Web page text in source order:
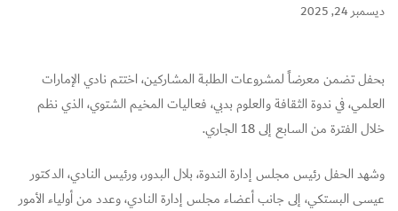
ديسمبر 24, 2025
بحفل تضمن معرضاً لمشروعات الطلبة المشاركين، اختتم نادي الإمارات
العلمي، في ندوة الثقافة والعلوم بدبي، فعاليات المخيم الشتوي، الذي نظم
خلال الفترة من السابع إلى 18 الجاري.
وشهد الحفل رئيس مجلس إدارة الندوة، بلال البدور، ورئيس النادي، الدكتور
عيسى البستكي، إلى جانب أعضاء مجلس إدارة النادي، وعدد من أولياء الأمور